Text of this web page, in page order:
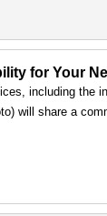
for Your
including the
will share a